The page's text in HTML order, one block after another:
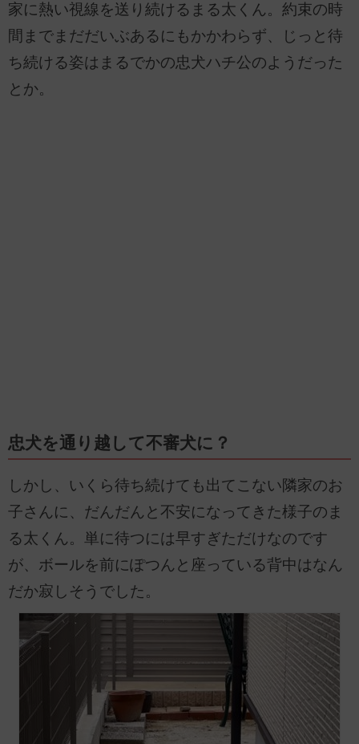
家に熱い視線を送り続けるまる太くん。約束の時
間までまだだいぶあるにもかかわらず、じっと待
ち続ける姿はまるでかの忠犬ハチ公のようだった
とか。
忠犬を通り越して不審犬に？
しかし、いくら待ち続けても出てこない隣家のお
子さんに、だんだんと不安になってきた様子のま
る太くん。単に待つには早すぎただけなのです
が、ボールを前にぽつんと座っている背中はなん
だか寂しそうでした。